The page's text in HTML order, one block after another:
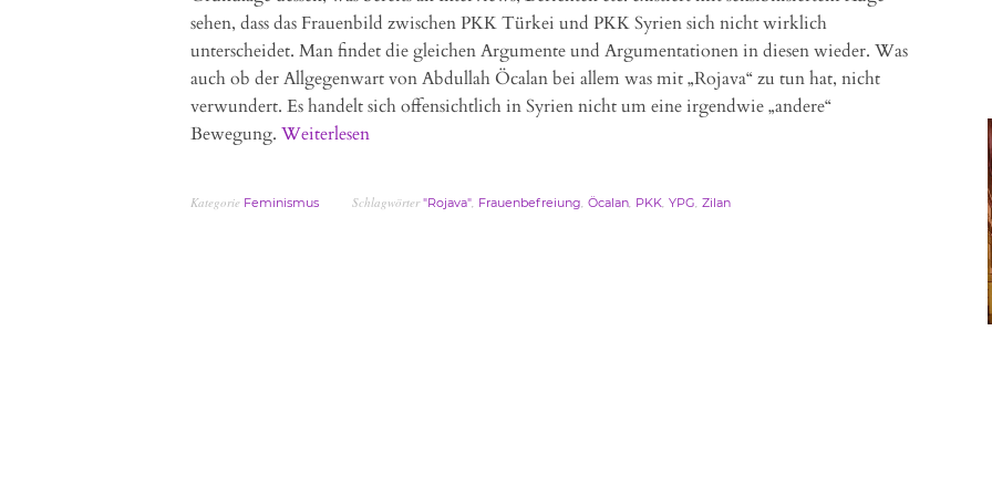
sehen, dass das Frauenbild zwischen PKK Türkei und PKK Syrien sich nicht wirklich
unterscheidet. Man findet die gleichen Argumente und Argumentationen in diesen wieder. Was
auch ob der Allgegenwart von Abdullah Öcalan bei allem was mit „Rojava“ zu tun hat, nicht
verwundert. Es handelt sich offensichtlich in Syrien nicht um eine irgendwie „andere“
Bewegung. Weiterlesen
Kategorie Feminismus Schlagwörter"Rojava", Frauenbefreiung, Öcalan, PKK, YPG, Zilan